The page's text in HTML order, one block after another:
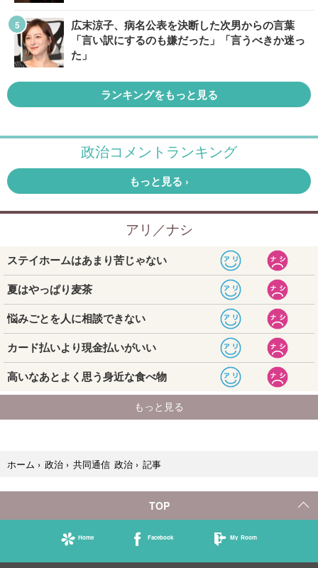
広末涼子、病名公表を決断した次男からの言葉
「言い訳にするのも嫌だった」「言うべきか迷っ
た」
ランキングをもっと見る
ホーム › 政治 › 共同通信 政治 › 記事
TOP
Home Facebook My Room